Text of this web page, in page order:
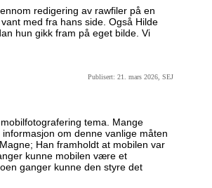
redigering av rawfiler på en
med fra hans side. Også Hilde
hun gikk fram på eget bilde. Vi
Publisert: 21. mars 2026, SEJ
tema. Mange
om denne vanlige måten
Han framholdt at mobilen var
kunne mobilen være et
ganger kunne den styre det